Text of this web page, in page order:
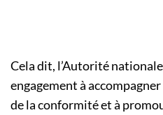
Cela dit, l’Autorité
engagement à
de la conformité et à